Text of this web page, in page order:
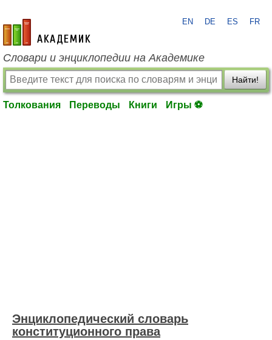
academic.ru
EN DE ES FR
Словари и энциклопедии на Академике
Найти!
Толкования Переводы Книги Игры ⚽
Энциклопедический словарь
конституционного права